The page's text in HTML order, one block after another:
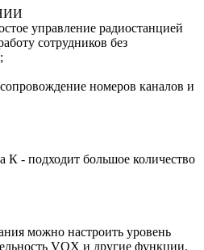
управление радиостанцией
сотрудников без
номеров каналов и
К - подходит большое количество
можно настроить уровень
VOX и другие функции.